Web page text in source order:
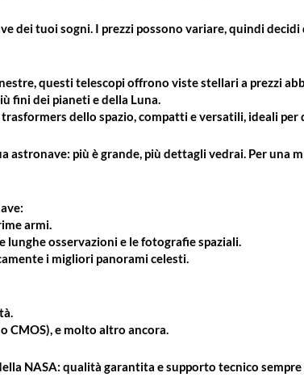
dei tuoi sogni. I prezzi possono variare, quindi
questi telescopi offrono viste stellari a prezzi
fini dei pianeti e della Luna.
dello spazio, compatti e versatili, ideali per
più è grande, più dettagli vedrai. Per una
armi.
osservazioni e le fotografie spaziali.
i migliori panorami celesti.
CMOS), e molto altro ancora.
NASA: qualità garantita e supporto tecnico